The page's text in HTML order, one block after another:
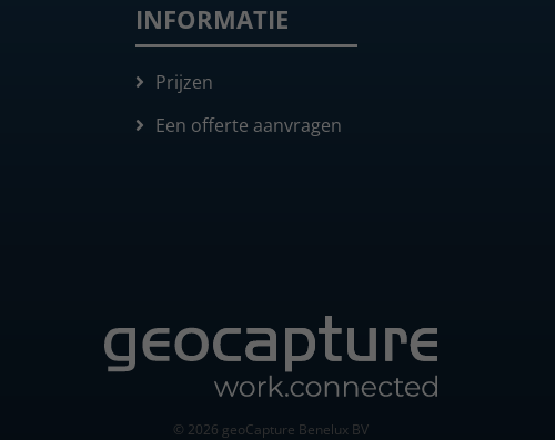
INFORMATIE
Prijzen
Een offerte aanvragen
© 2026 geoCapture Benelux BV